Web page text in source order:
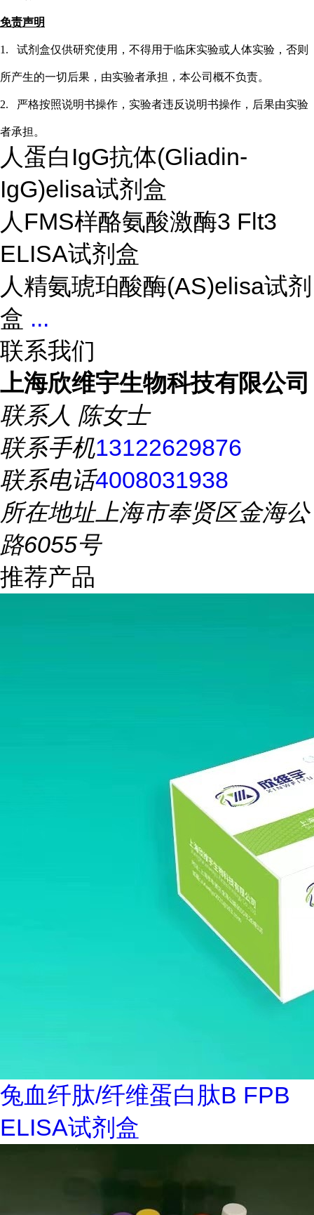
免责声明
1. 试剂盒仅供研究使用，不得用于临床实验或人 体实验，否则
所产生的一切后果，由实验者承担，本公司概不负责。
2. 严格按照说明书操作，实验者违反说明书操作，后果由实验
者承担。
人蛋白IgG抗体(Gliadin-
IgG)elisa试剂盒
人FMS样酪氨酸激酶3 Flt3
ELISA试剂盒
人精氨琥珀酸酶(AS)elisa试剂
盒 ...
联系我们
上海欣维宇生物科技有限公司
联系人 陈女士
联系手机13122629876
联系电话4008031938
所在地址上海市奉贤区金海公
路6055号
推荐产品
兔血纤肽/纤维蛋白肽B FPB
ELISA试剂盒